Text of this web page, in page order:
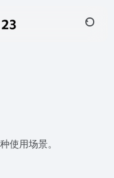
使用场景。